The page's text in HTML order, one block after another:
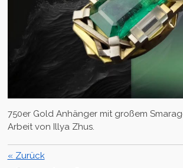
750er Gold Anhänger mit großem
Arbeit von Illya Zhus.
« Zurück